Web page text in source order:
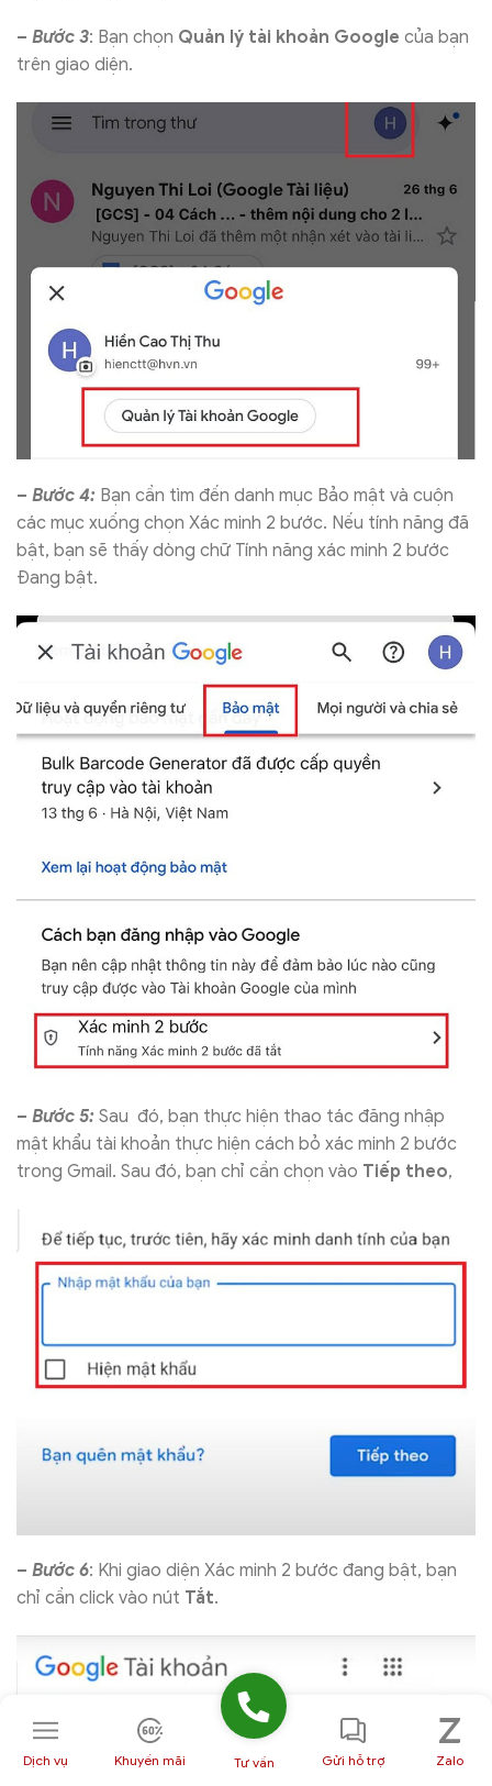
– Bước 3: Bạn chọn Quản lý tài khoản Google của bạn
trên giao diện.
– Bước 4: Bạn cần tìm đến danh mục Bảo mật và cuộn
các mục xuống chọn Xác minh 2 bước. Nếu tính năng đã
bật, bạn sẽ thấy dòng chữ Tính năng xác minh 2 bước
Đang bật.
– Bước 5: Sau đó, bạn thực hiện thao tác đăng nhập
mật khẩu tài khoản thực hiện cách bỏ xác minh 2 bước
trong Gmail. Sau đó, bạn chỉ cần chọn vào Tiếp theo,
– Bước 6: Khi giao diện Xác minh 2 bước đang bật, bạn
chỉ cần click vào nút Tắt.
Dịch vụ Khuyến mãi Tư vấn Gửi hỗ trợ Zalo